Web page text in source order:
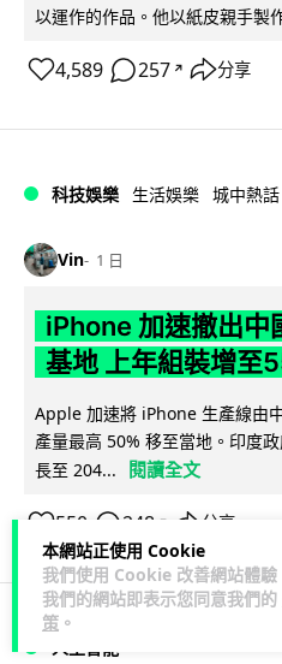
本網站正使用 Cookie
我們使用 Cookie 改善網站體驗
我們的網站即表示您同意我們的
策 。
以運作的作品。他以紙皮親手製
4,589 257 ↗ 分享
科技娛樂 生活娛樂 城中熱話
Vin 1 日
iPhone 加速撤出中
基地 上年組裝增至
Apple 加速將 iPhone 生產線由
產量最高 50% 移至當地。印度
長至 204...
閱讀全文
550 248 ↗ 分享
人工智能